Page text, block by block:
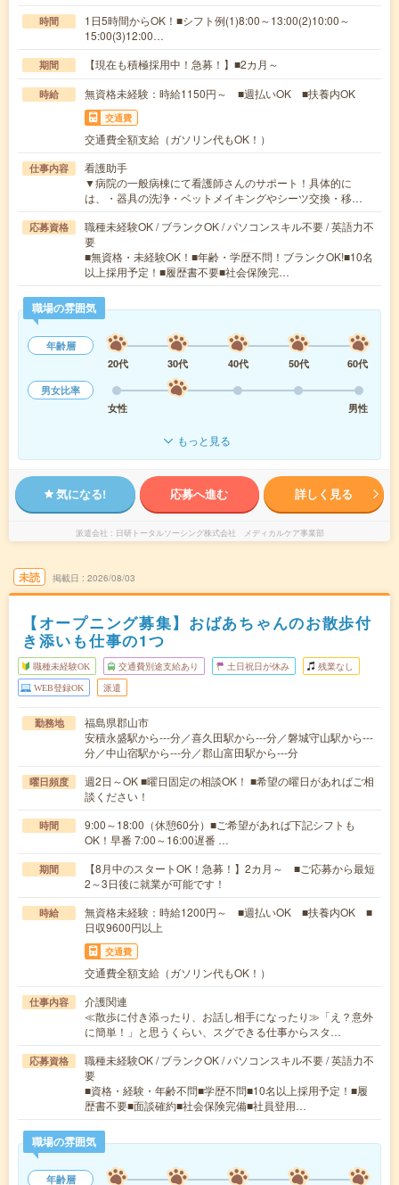
時間
1日5時間からOK！■シフト例(1)8:00～13:00(2)10:00～
15:00(3)12:00…
期間 【現在も積極採用中！急募！】■2カ月～
時給 無資格未経験：時給1150円～ ■週払いOK ■扶養内OK
交通費
交通費全額支給（ガソリン代もOK！）
仕事内容
看護助手
▼病院の一般病棟にて看護師さんのサポート！具体的に
は、・器具の洗浄・ベットメイキングやシーツ交換・移…
応募資格
職種未経験OK / ブランクOK / パソコンスキル不要 / 英語力不
要
■無資格・未経験OK！■年齢・学歴不問！ブランクOK!■10名
以上採用予定！■履歴書不要■社会保険完…
職場の雰囲気
年齢層
20代
30代 40代 50代
60代
男女比率
女性
男性
もっと見る
気になる! 応募へ進む 詳しく見る
派遣会社 日研トータルソーシング株式会社 メディカルケア事業部
未読 掲載日 2026/08/03
【オープニング募集】おばあちゃんのお散歩付
き添いも仕事の1つ
職種未経験OK 交通費別途支給あり 土日祝日が休み 残業なし
WEB登録OK 派遣
勤務地
福島県郡山市
安積永盛駅から---分／喜久田駅から---分／磐城守山駅から---
分／中山宿駅から---分／郡山富田駅から---分
曜日頻度
週2日～OK ■曜日固定の相談OK！ ■希望の曜日があればご相
談ください！
時間
9:00～18:00（休憩60分）■ご希望があれば下記シフトも
OK！早番 7:00～16:00遅番 …
期間
【8月中のスタートOK！急募！】2カ月～ ■ご応募から最短
2～3日後に就業が可能です！
時給
無資格未経験：時給1200円～ ■週払いOK ■扶養内OK ■
日収9600円以上
交通費
交通費全額支給（ガソリン代もOK！）
仕事内容
介護関連
≪散歩に付き添ったり、お話し相手になったり≫「え？意外
に簡単！」と思うくらい、スグできる仕事からスタ…
応募資格
職種未経験OK / ブランクOK / パソコンスキル不要 / 英語力不
要
■資格・経験・年齢不問■学歴不問■10名以上採用予定！■履
歴書不要■面談確約■社会保険完備■社員登用…
職場の雰囲気
年齢層